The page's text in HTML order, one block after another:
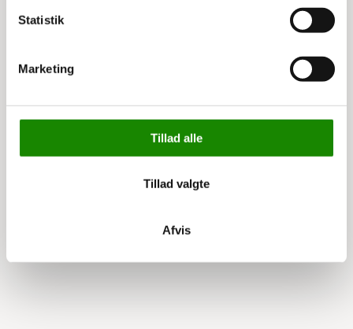
Statistik
Marketing
Tillad alle
Tillad valgte
Afvis
Sækkevogn Expresso
alu. 300 kg
4.199,00 kr